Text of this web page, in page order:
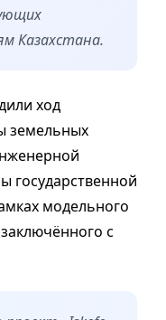
Казахстана.
ход
земельных
государственной
модельного
с